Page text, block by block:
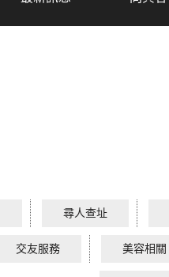
尋人查址
交友服務 美容相關